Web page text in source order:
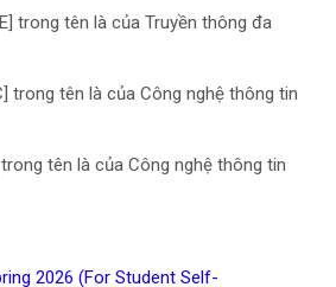
trong tên là của Truyền thông đa
trong tên là của Công nghệ thông tin
tên là của Công nghệ thông tin
2026 (For Student Self-